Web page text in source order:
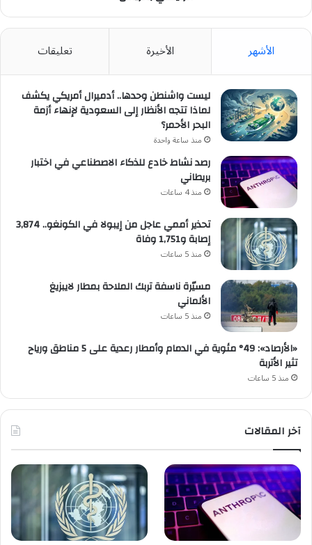
الأشهر الأخيرة تعليقات
ليست واشنطن وحدها.. أدميرال أمريكي يكشف
لماذا تتجه الأنظار إلى السعودية لإنهاء أزمة
البحر الأحمر؟
منذ ساعة واحدة
رصد نشاط خادع للذكاء الاصطناعي في اختبار
بريطاني
منذ 4 ساعات
تحذير أممي عاجل من إيبولا في الكونغو.. 3,874
إصابة و1,751 وفاة
منذ 5 ساعات
مسيّرة ناسفة تربك الملاحة بمطار لايبزيغ
الألماني
منذ 5 ساعات
«الأرصاد»: 49° مئوية في الدمام وأمطار رعدية على 5 مناطق ورياح
تثير الأتربة
منذ 5 ساعات
آخر المقالات